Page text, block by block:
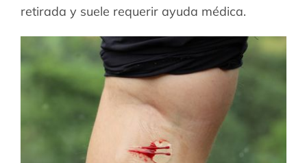
retirada y suele requerir ayuda médica.